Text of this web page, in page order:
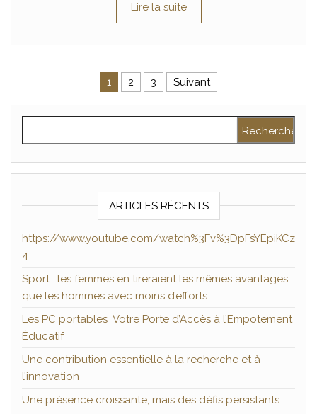
Lire la suite
Pagination des publications
1 2 3 Suivant
ARTICLES RÉCENTS
https://www.youtube.com/watch%3Fv%3DpFsYEpiKCz
4
Sport : les femmes en tireraient les mêmes avantages
que les hommes avec moins d’efforts
Les PC portables Votre Porte d’Accès à l’Empotement
Éducatif
Une contribution essentielle à la recherche et à
l’innovation
Une présence croissante, mais des défis persistants